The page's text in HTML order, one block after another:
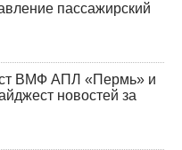
пассажирский
ВМФ АПЛ «Пермь» и
новостей за